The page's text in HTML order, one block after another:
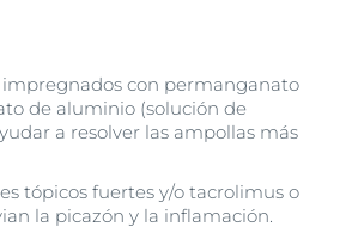
con permanganato
de aluminio (solución de
a resolver las ampollas más
tópicos fuertes y/o tacrolimus o
la picazón y la inflamación.